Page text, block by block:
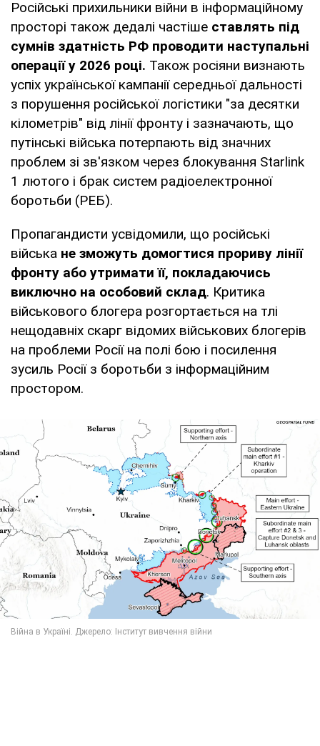
Російські прихильники війни в інформаційному
просторі також дедалі частіше ставлять під
сумнів здатність РФ проводити наступальні
операції у 2026 році. Також росіяни визнають
успіх української кампанії середньої дальності
з порушення російської логістики "за десятки
кілометрів" від лінії фронту і зазначають, що
путінські війська потерпають від значних
проблем зі зв'язком через блокування Starlink
1 лютого і брак систем радіоелектронної
боротьби (РЕБ).
Пропагандисти усвідомили, що російські
війська не зможуть домогтися прориву лінії
фронту або утримати її, покладаючись
виключно на особовий склад. Критика
військового блогера розгортається на тлі
нещодавніх скарг відомих військових блогерів
на проблеми Росії на полі бою і посилення
зусиль Росії з боротьби з інформаційним
простором.